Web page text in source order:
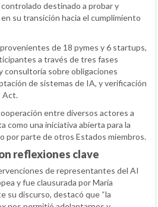
destinado a probar y
su transición hacia el cumplimiento
de 18 pymes y 6 startups,
a través de tres fases
consultoría sobre obligaciones
de sistemas de IA, y verificación
Act.
entre diversos actores a
como una iniciativa abierta para la
por parte de otros Estados miembros.
reflexiones clave
de representantes del AI
y fue clausurada por María
su discurso, destacó que “la